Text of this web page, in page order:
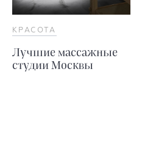
КРАСОТА
Лучшие массажные
студии Москвы